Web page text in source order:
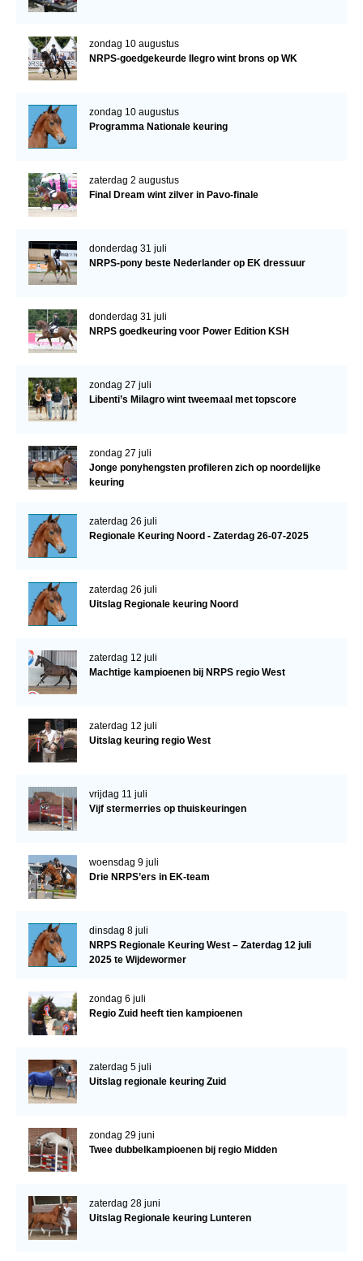
zondag 10 augustus
NRPS-goedgekeurde Ilegro wint brons op WK
zondag 10 augustus
Programma Nationale keuring
zaterdag 2 augustus
Final Dream wint zilver in Pavo-finale
donderdag 31 juli
NRPS-pony beste Nederlander op EK dressuur
donderdag 31 juli
NRPS goedkeuring voor Power Edition KSH
zondag 27 juli
Libenti’s Milagro wint tweemaal met topscore
zondag 27 juli
Jonge ponyhengsten profileren zich op noordelijke
keuring
zaterdag 26 juli
Regionale Keuring Noord - Zaterdag 26-07-2025
zaterdag 26 juli
Uitslag Regionale keuring Noord
zaterdag 12 juli
Machtige kampioenen bij NRPS regio West
zaterdag 12 juli
Uitslag keuring regio West
vrijdag 11 juli
Vijf stermerries op thuiskeuringen
woensdag 9 juli
Drie NRPS’ers in EK-team
dinsdag 8 juli
NRPS Regionale Keuring West – Zaterdag 12 juli
2025 te Wijdewormer
zondag 6 juli
Regio Zuid heeft tien kampioenen
zaterdag 5 juli
Uitslag regionale keuring Zuid
zondag 29 juni
Twee dubbelkampioenen bij regio Midden
zaterdag 28 juni
Uitslag Regionale keuring Lunteren